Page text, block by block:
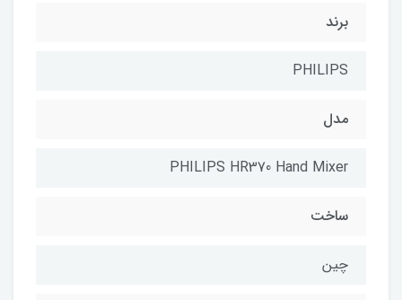
برند
PHILIPS
مدل
PHILIPS HR370 Hand Mixer
ساخت
چین